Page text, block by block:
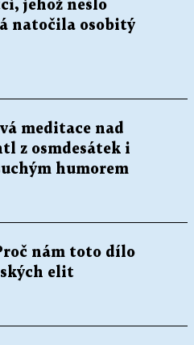
jehož nešlo
natočila osobitý
meditace nad
z osmdesátek i
humorem
nám toto dílo
elit